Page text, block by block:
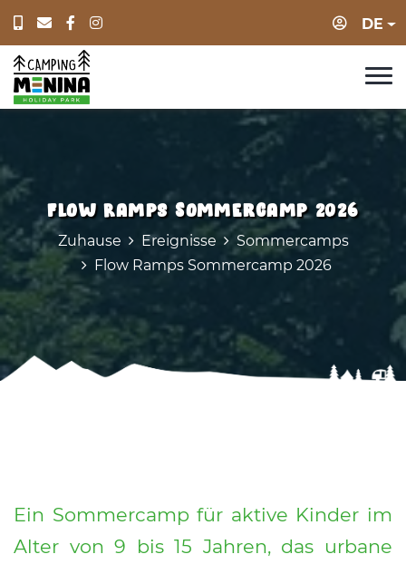
DE
Flow Ramps Sommercamp 2026
Zuhause Ereignisse
Sommercamps
Flow Ramps Sommercamp 2026
Ein Sommercamp für aktive Kinder im
Alter von 9 bis 15 Jahren, das urbane